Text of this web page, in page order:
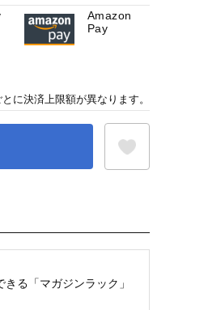
る「マガジンラック」
Amazon
Pay
に決済上限額が異なります。